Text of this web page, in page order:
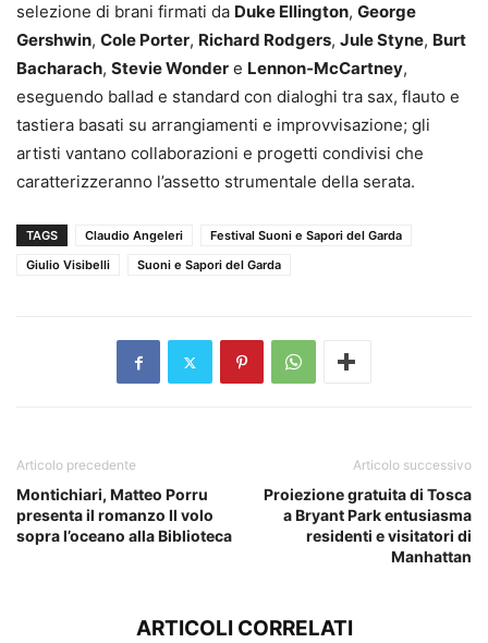
selezione di brani firmati da Duke Ellington, George
Gershwin, Cole Porter, Richard Rodgers, Jule Styne, Burt
Bacharach, Stevie Wonder e Lennon‑McCartney,
eseguendo ballad e standard con dialoghi tra sax, flauto e
tastiera basati su arrangiamenti e improvvisazione; gli
artisti vantano collaborazioni e progetti condivisi che
caratterizzeranno l’assetto strumentale della serata.
TAGS Claudio Angeleri
Festival Suoni e Sapori del Garda
Giulio Visibelli
Suoni e Sapori del Garda
Articolo precedente
Montichiari, Matteo Porru
presenta il romanzo Il volo
sopra l’oceano alla Biblioteca
Articolo successivo
Proiezione gratuita di Tosca
a Bryant Park entusiasma
residenti e visitatori di
Manhattan
ARTICOLI CORRELATI